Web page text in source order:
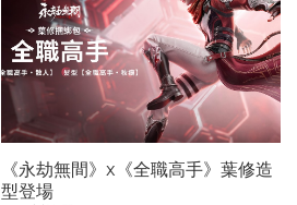
《永劫無間》x《全職高手》葉修造
型登場